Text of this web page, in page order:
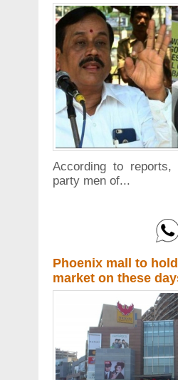
According to
party men of...
Phoenix mall to
market on these